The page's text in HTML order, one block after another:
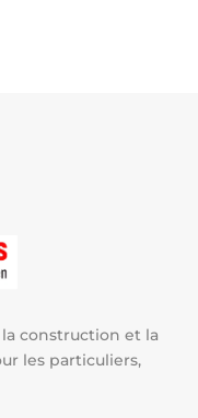
construction et la
les particuliers,